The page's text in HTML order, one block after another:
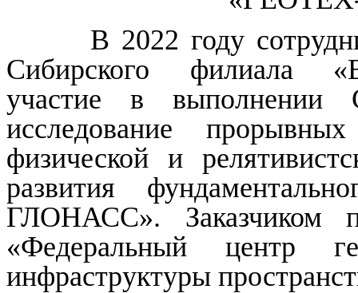
В 2022 году
Сибирского филиала
участие в
исследование
физической и
развития
ГЛОНАСС». Заказчиком
«Федеральный центр
инфраструктуры